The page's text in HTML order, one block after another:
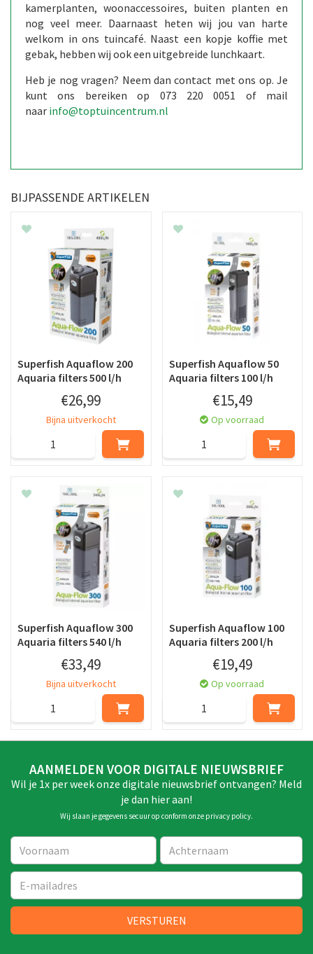
kamerplanten, woonaccessoires, buiten planten en
nog veel meer. Daarnaast heten wij jou van harte
welkom in ons tuincafé. Naast een kopje koffie met
gebak, hebben wij ook een uitgebreide lunchkaart.
Heb je nog vragen? Neem dan contact met ons op. Je
kunt ons bereiken op 073 220 0051 of mail
naar info@toptuincentrum.nl
BIJPASSENDE ARTIKELEN
Superfish Aquaflow 200
Aquaria filters 500 l/h
€26,99
Bijna uitverkocht
Superfish Aquaflow 50
Aquaria filters 100 l/h
€15,49
Op voorraad
Superfish Aquaflow 300
Aquaria filters 540 l/h
€33,49
Bijna uitverkocht
Superfish Aquaflow 100
Aquaria filters 200 l/h
€19,49
Op voorraad
AANMELDEN VOOR DIGITALE NIEUWSBRIEF
Wil je 1x per week onze digitale nieuwsbrief ontvangen? Meld
je dan hier aan!
Wij slaan je gegevens secuur op conform onze privacy policy.